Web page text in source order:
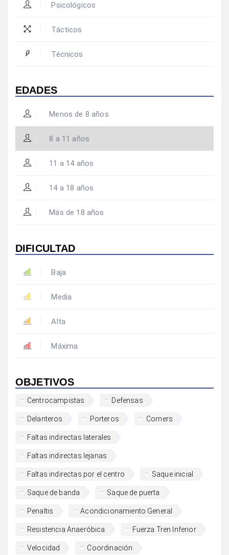
Psicológicos
Tácticos
Técnicos
EDADES
Menos de 8 años
8 a 11 años
11 a 14 años
14 a 18 años
Más de 18 años
DIFICULTAD
Baja
Media
Alta
Máxima
OBJETIVOS
Centrocampistas Defensas
Delanteros Porteros Corners
Faltas indirectas laterales
Faltas indirectas lejanas
Faltas indirectas por el centro Saque inicial
Saque de banda Saque de puerta
Penaltis Acondicionamiento General
Resistencia Anaeróbica Fuerza Tren Inferior
Velocidad Coordinación